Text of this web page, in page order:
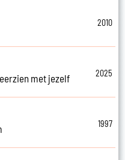
2010
met jezelf
2025
1997